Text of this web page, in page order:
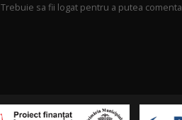
Trebuie sa fii logat pentru a putea comenta